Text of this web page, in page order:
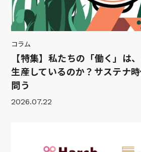
コラム
【特集】私たちの「働く」は
生産しているのか？サステナ
問う
2026.07.22